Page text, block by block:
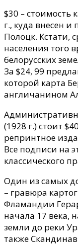
$30 – стоимость
г., куда внесен
Полоцк. Кстати,
населения того
белорусских
За $24, 99
которой карта
англичанином
(1928 г.) стоит
репринтное
Все подписи на
классического
Один из самых
– гравюра
Фламандии
начала 17 века,
земли до реки
также